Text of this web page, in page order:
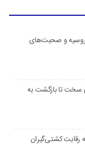
روسیه و صحبت‌های
سخت تا بازگشت به
رقابت کشتی‌گیران